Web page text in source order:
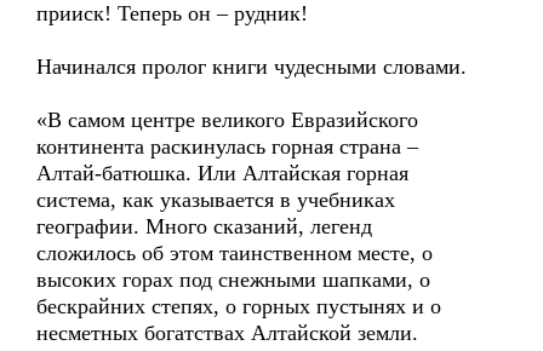
прииск! Теперь он – рудник!
Начинался пролог книги чудесными словами.
«В самом центре великого Евразийского
континента раскинулась горная страна –
Алтай-батюшка. Или Алтайская горная
система, как указывается в учебниках
географии. Много сказаний, легенд
сложилось об этом таинственном месте, о
высоких горах под снежными шапками, о
бескрайних степях, о горных пустынях и о
несметных богатствах Алтайской земли.